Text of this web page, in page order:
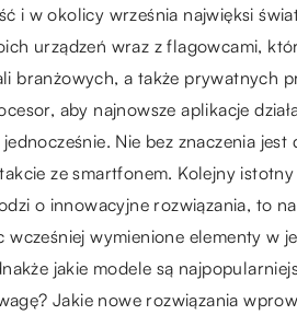
i w okolicy września najwięksi
urządzeń wraz z flagowcami,
branżowych, a także prywatnych
aby najnowsze aplikacje
Nie bez znaczenia
ze smartfonem. Kolejny
o innowacyjne rozwiązania, to
wcześniej wymienione elementy w
jakie modele są
Jakie nowe rozwiązania